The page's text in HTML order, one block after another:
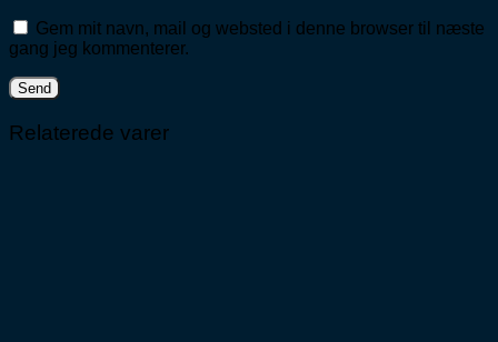
Gem mit navn, mail og websted i denne browser til næste
gang jeg kommenterer.
Relaterede varer